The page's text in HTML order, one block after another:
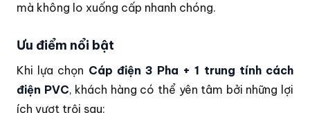
mà không lo xuống cấp nhanh chóng.
Ưu điểm nổi bật
Khi lựa chọn Cáp điện 3 Pha + 1 trung tính cách
điện PVC, khách hàng có thể yên tâm bởi những lợi
ích vượt trội sau: